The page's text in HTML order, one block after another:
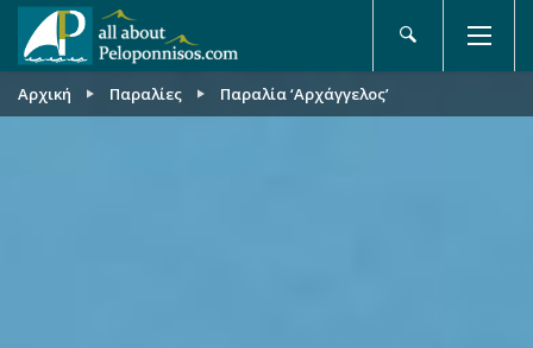
Αρχική Παραλίες Παραλία ‘Αρχάγγελος’